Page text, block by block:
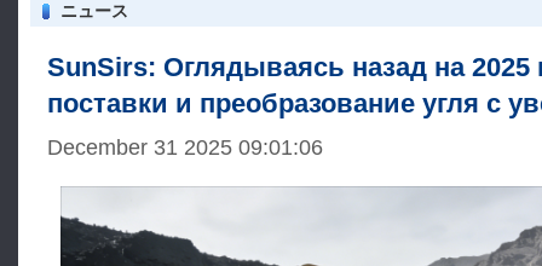
ニュース
SunSirs: Оглядываясь назад на 2025
поставки и преобразование угля с
December 31 2025 09:01:06